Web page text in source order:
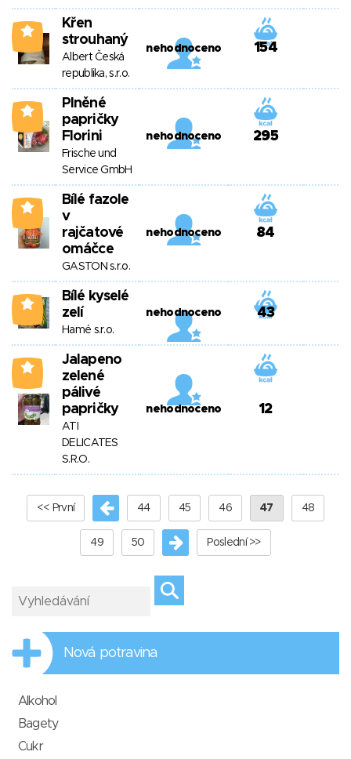
3
Křen
strouhaný
Albert Česká
republika, s.r.o.
nehodnoceno 154
3
Plněné
papričky
Florini
Frische und
Service GmbH
nehodnoceno 295
2
Bílé fazole
v
rajčatové
omáčce
GASTON s.r.o.
nehodnoceno 84
2
Bílé kyselé
zelí
Hamé s.r.o.
nehodnoceno 43
2
Jalapeno
zelené
pálivé
papričky
ATI
DELICATES
S.R.O.
nehodnoceno 12
<< První 44 45 46 47 48
49 50 Poslední >>
Nová potravina
Alkohol
Bagety
Cukr